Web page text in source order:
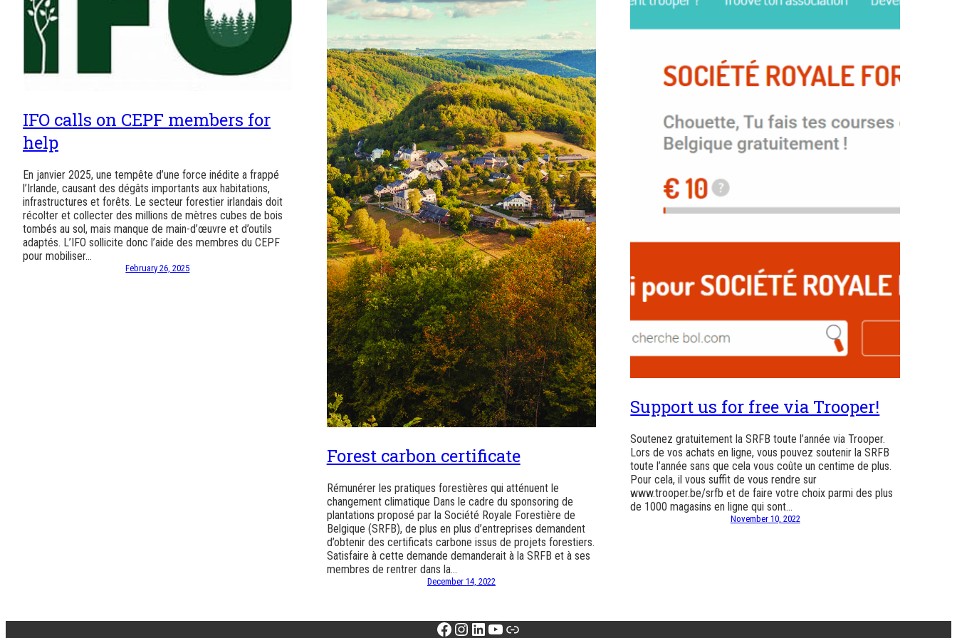
IFO calls on CEPF members for
help
En janvier 2025, une tempête d’une force inédite a frappé
l’Irlande, causant des dégâts importants aux habitations,
infrastructures et forêts. Le secteur forestier irlandais doit
récolter et collecter des millions de mètres cubes de bois
tombés au sol, mais manque de main-d’œuvre et d’outils
adaptés. L’IFO sollicite donc l’aide des membres du CEPF
pour mobiliser…
February 26, 2025
Forest carbon certificate
Rémunérer les pratiques forestières qui atténuent le
changement climatique Dans le cadre du sponsoring de
plantations proposé par la Société Royale Forestière de
Belgique (SRFB), de plus en plus d’entreprises demandent
d’obtenir des certificats carbone issus de projets forestiers.
Satisfaire à cette demande demanderait à la SRFB et à ses
membres de rentrer dans la…
December 14, 2022
Support us for free via Trooper!
Soutenez gratuitement la SRFB toute l’année via Trooper.
Lors de vos achats en ligne, vous pouvez soutenir la SRFB
toute l’année sans que cela vous coûte un centime de plus.
Pour cela, il vous suffit de vous rendre sur
www.trooper.be/srfb et de faire votre choix parmi des plus
de 1000 magasins en ligne qui sont…
November 10, 2022
Facebook
Instagram
LinkedIn
YouTube
Link